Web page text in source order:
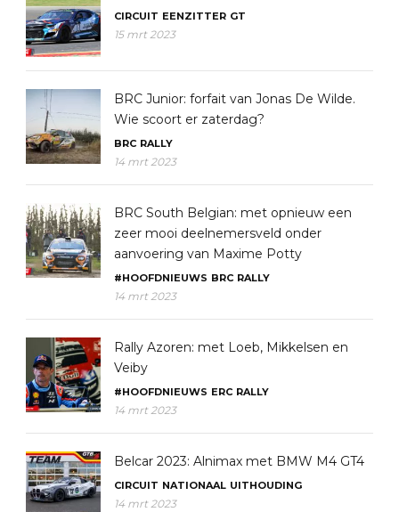
CIRCUIT EENZITTER GT
15 mrt 2023
BRC Junior: forfait van Jonas De Wilde.
Wie scoort er zaterdag?
BRC RALLY
14 mrt 2023
BRC South Belgian: met opnieuw een
zeer mooi deelnemersveld onder
aanvoering van Maxime Potty
#HOOFDNIEUWS BRC RALLY
14 mrt 2023
Rally Azoren: met Loeb, Mikkelsen en
Veiby
#HOOFDNIEUWS ERC RALLY
14 mrt 2023
Belcar 2023: Alnimax met BMW M4 GT4
CIRCUIT NATIONAAL UITHOUDING
14 mrt 2023